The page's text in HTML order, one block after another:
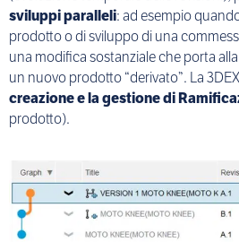
sviluppi paralleli: ad esempio
prodotto o di sviluppo di una
una modifica sostanziale che porta
un nuovo prodotto “derivato”. La
creazione e la gestione di
prodotto).